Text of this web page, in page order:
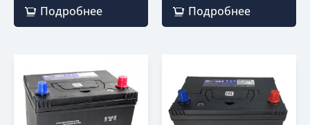
Подробнее Подробнее